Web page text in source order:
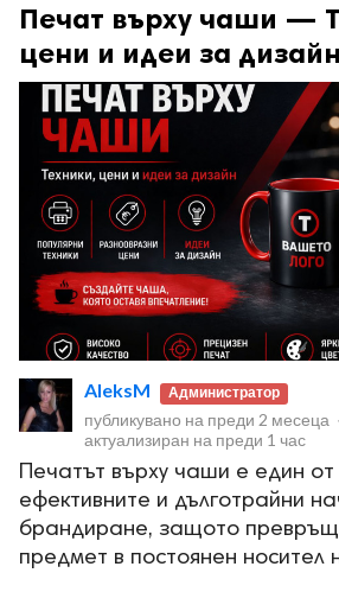
Печат върху чаши —
цени и идеи за дизайн
AleksM Администратор
публикувано на преди 2 месеца
актуализиран на преди 1 час
Печатът върху чаши е един
ефективните и дълготрайни
брандиране, защото
предмет в постоянен носител